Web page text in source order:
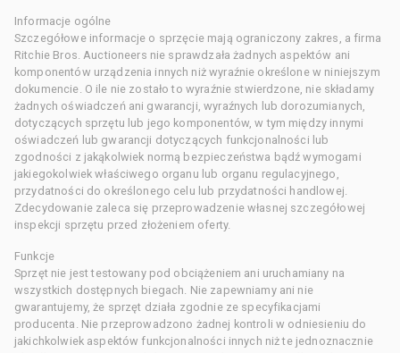
Informacje ogólne
Szczegółowe informacje o sprzęcie mają ograniczony zakres, a firma
Ritchie Bros. Auctioneers nie sprawdzała żadnych aspektów ani
komponentów urządzenia innych niż wyraźnie określone w niniejszym
dokumencie. O ile nie zostało to wyraźnie stwierdzone, nie składamy
żadnych oświadczeń ani gwarancji, wyraźnych lub dorozumianych,
dotyczących sprzętu lub jego komponentów, w tym między innymi
oświadczeń lub gwarancji dotyczących funkcjonalności lub
zgodności z jakąkolwiek normą bezpieczeństwa bądź wymogami
jakiegokolwiek właściwego organu lub organu regulacyjnego,
przydatności do określonego celu lub przydatności handlowej.
Zdecydowanie zaleca się przeprowadzenie własnej szczegółowej
inspekcji sprzętu przed złożeniem oferty.
Funkcje
Sprzęt nie jest testowany pod obciążeniem ani uruchamiany na
wszystkich dostępnych biegach. Nie zapewniamy ani nie
gwarantujemy, że sprzęt działa zgodnie ze specyfikacjami
producenta. Nie przeprowadzono żadnej kontroli w odniesieniu do
jakichkolwiek aspektów funkcjonalności innych niż te jednoznacznie